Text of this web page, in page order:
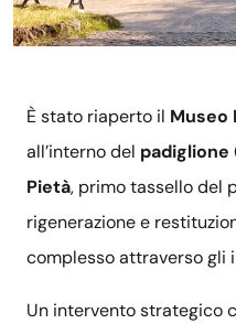
È stato riaperto il Museo
all’interno del padiglione
Pietà, primo tassello del
rigenerazione e
complesso attraverso gli
Un intervento strategico